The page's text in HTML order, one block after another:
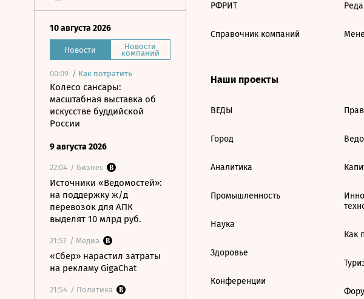
10 августа 2026
Новости Новости
компаний
00:09 / Как потратить
Колесо сансары:
масштабная выставка об
искусстве буддийской
России
9 августа 2026
22:04 / Бизнес
Источники «Ведомостей»:
на поддержку ж/д
перевозок для АПК
выделят 10 млрд руб.
21:57 / Медиа
«Сбер» нарастил затраты
на рекламу GigaChat
21:54 / Политика
РФРИТ
Справочник компаний
Наши проекты
ВЕДЫ
Город
Аналитика
Промышленность
Наука
Здоровье
Конференции
Как